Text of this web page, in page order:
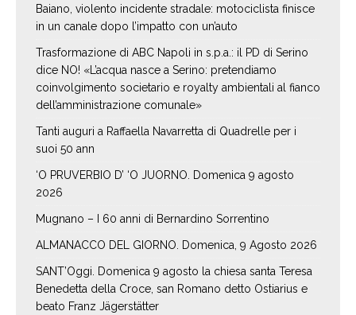
Baiano, violento incidente stradale: motociclista finisce
in un canale dopo l’impatto con un’auto
Trasformazione di ABC Napoli in s.p.a.: il PD di Serino
dice NO! «L’acqua nasce a Serino: pretendiamo
coinvolgimento societario e royalty ambientali al fianco
dell’amministrazione comunale»
Tanti auguri a Raffaella Navarretta di Quadrelle per i
suoi 50 ann
‘O PRUVERBIO D’ ‘O JUORNO. Domenica 9 agosto
2026
Mugnano – I 60 anni di Bernardino Sorrentino
ALMANACCO DEL GIORNO. Domenica, 9 Agosto 2026
SANT’Oggi. Domenica 9 agosto la chiesa santa Teresa
Benedetta della Croce, san Romano detto Ostiarius e
beato Franz Jägerstätter